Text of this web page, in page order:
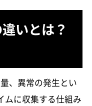
いとは？
、異常の発生とい
ムに収集する仕組み